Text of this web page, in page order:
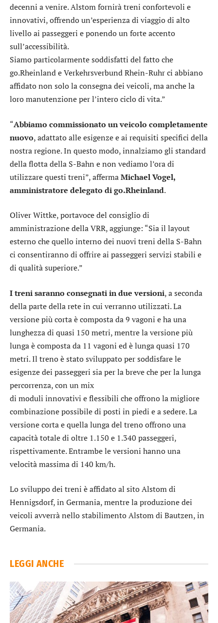
decenni a venire. Alstom fornirà treni confortevoli e
innovativi, offrendo un’esperienza di viaggio di alto
livello ai passeggeri e ponendo un forte accento
sull’accessibilità.
Siamo particolarmente soddisfatti del fatto che
go.Rheinland e Verkehrsverbund Rhein-Ruhr ci abbiano
affidato non solo la consegna dei veicoli, ma anche la
loro manutenzione per l’intero ciclo di vita.”
“Abbiamo commissionato un veicolo completamente
nuovo, adattato alle esigenze e ai requisiti specifici della
nostra regione. In questo modo, innalziamo gli standard
della flotta della S-Bahn e non vediamo l’ora di
utilizzare questi treni”, affermaMichael Vogel,
amministratore delegato di go.Rheinland.
Oliver Wittke, portavoce del consiglio di
amministrazione della VRR, aggiunge: “Sia il layout
esterno che quello interno dei nuovi treni della S-Bahn
ci consentiranno di offrire ai passeggeri servizi stabili e
di qualità superiore.”
I treni saranno consegnati in due versioni, a seconda
della parte della rete in cui verranno utilizzati. La
versione più corta è composta da 9 vagoni e ha una
lunghezza di quasi 150 metri, mentre la versione più
lunga è composta da 11 vagoni ed è lunga quasi 170
metri. Il treno è stato sviluppato per soddisfare le
esigenze dei passeggeri sia per la breve che per la lunga
percorrenza, con un mix
di moduli innovativi e flessibili che offrono la migliore
combinazione possibile di posti in piedi e a sedere. La
versione corta e quella lunga del treno offrono una
capacità totale di oltre 1.150 e 1.340 passeggeri,
rispettivamente. Entrambe le versioni hanno una
velocità massima di 140 km/h.
Lo sviluppo dei treni è affidato al sito Alstom di
Hennigsdorf, in Germania, mentre la produzione dei
veicoli avverrà nello stabilimento Alstom di Bautzen, in
Germania.
LEGGI ANCHE